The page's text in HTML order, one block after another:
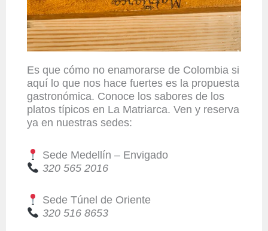
Es que cómo no enamorarse de Colombia si
aquí lo que nos hace fuertes es la propuesta
gastronómica. Conoce los sabores de los
platos típicos en La Matriarca. Ven y reserva
ya en nuestras sedes:
Sede Medellín – Envigado
320 565 2016
Sede Túnel de Oriente
320 516 8653